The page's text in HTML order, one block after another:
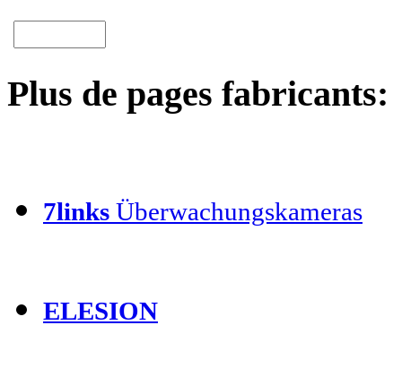
Plus de pages fabricants:
7links Überwachungskameras
ELESION